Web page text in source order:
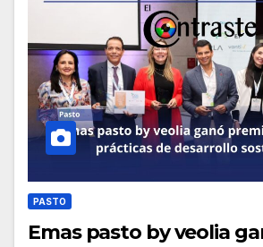
PASTO
Emas pasto by veolia